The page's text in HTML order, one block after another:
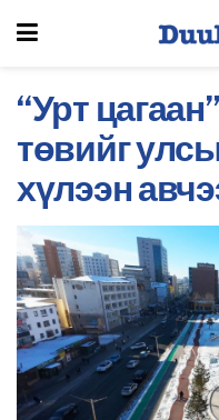
“Урт
төвийг
хүлээн